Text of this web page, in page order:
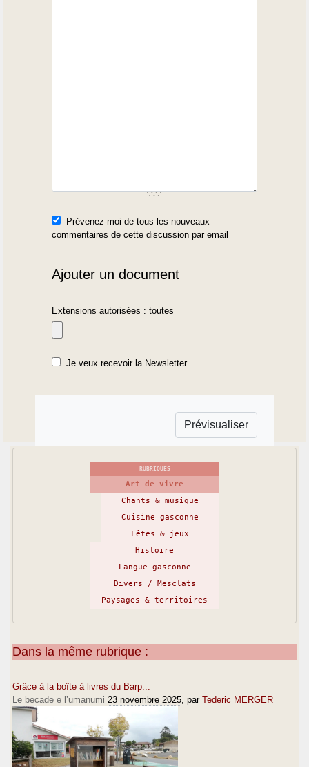
Prévenez-moi de tous les nouveaux
commentaires de cette discussion par email
Ajouter un document
Extensions autorisées : toutes
Je veux recevoir la Newsletter
RUBRIQUES
Art de vivre
Chants & musique
Cuisine gasconne
Fêtes & jeux
Histoire
Langue gasconne
Divers / Mesclats
Paysages & territoires
Dans la même rubrique :
Grâce à la boîte à livres du Barp...
Le becade e l’umanumi 23 novembre 2025 , par Tederic MERGER